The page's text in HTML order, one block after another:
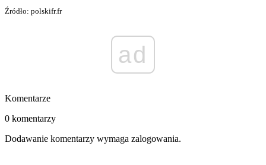
Źródło: polskifr.fr
ad
Komentarze
0 komentarzy
Dodawanie komentarzy wymaga zalogowania.